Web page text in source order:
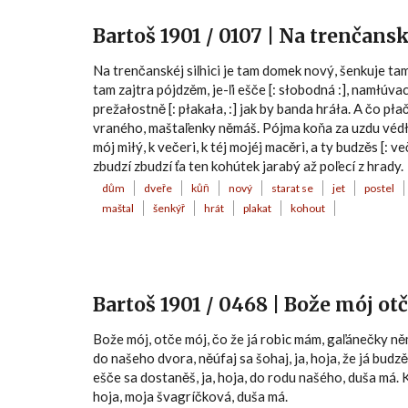
Bartoš 1901 / 0107 | Na
Na trenčanskéj siľnici je tam domek nový, šenkuje
tam zajtra pójdzěm, je-ľi ešče [: słobodná :],
prežałostně [: płakała, :] jak by banda hráła. A čo
vraného, maštaľenky němáš. Pójma koňa za uzdu
mój miłý, k večeri, k téj mojéj macěri, a ty budzěs [:
zbudzí zbudzí ťa ten kohútek jarabý až poľecí z hrady.
dům dveře kůň nový starat se jet
postel
maštal
šenkýř hrát plakat kohout
Bartoš 1901 / 0468 | Bože mój
Bože mój, otče mój, čo že já robic mám, gaľánečky
do našeho dvora, něúfaj sa šohaj, ja, hoja, že já
ešče sa dostaněš, ja, hoja, do rodu našého, duša
hoja, moja švagríčková, duša má.